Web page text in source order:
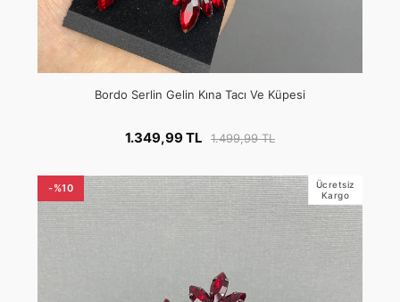
Bordo Serlin Gelin Kına Tacı Ve Küpesi
1.349,99 TL 1.499,99 TL
-%10
Ücretsiz
Kargo